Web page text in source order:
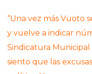
“Una vez más Vuoto
y vuelve a indicar
Sindicatura
siento que las